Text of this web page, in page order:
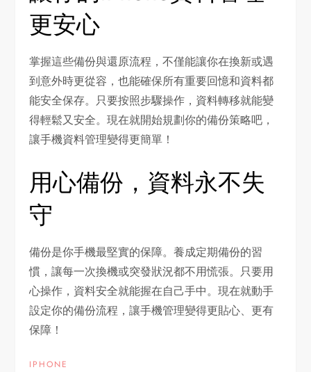
更安心
掌握這些備份與還原流程，不僅能讓你在換新或遇
到意外時更從容，也能確保所有重要回憶和資料都
能安全保存。只要按照步驟操作，資料轉移就能變
得輕鬆又安全。現在就開始規劃你的備份策略吧，
讓手機資料管理變得更簡單！
用心備份，資料永不失
守
備份是你手機最堅實的保障。養成定期備份的習
慣，讓每一次換機或突發狀況都不用慌張。只要用
心操作，資料安全就能握在自己手中。現在就動手
設定你的備份流程，讓手機管理變得更貼心、更有
保障！
IPHONE